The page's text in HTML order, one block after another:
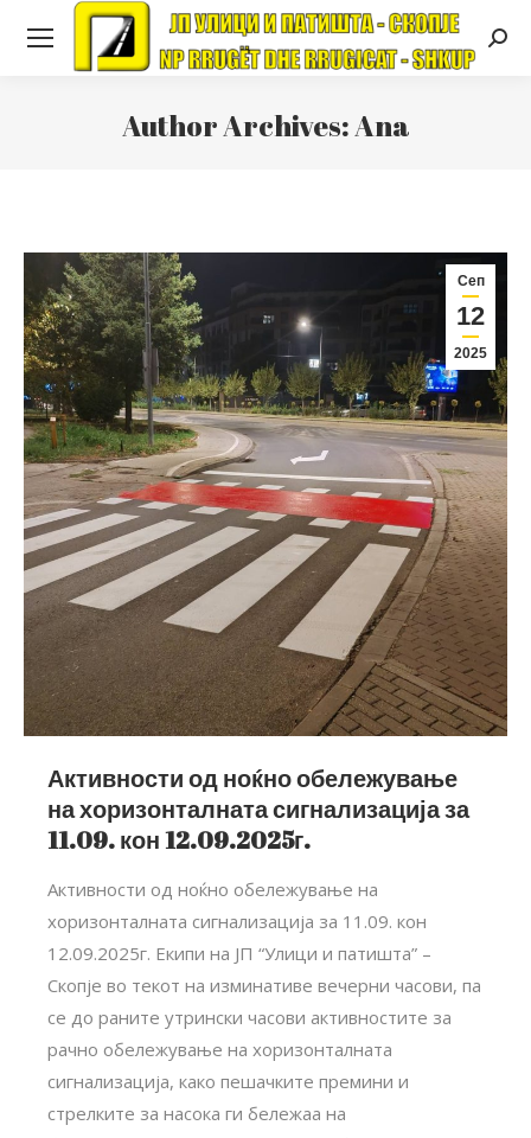
Author Archives:Ana
Сеп
12
2025
Активности од ноќно обележување
на хоризонталната сигнализација за
11.09. кон 12.09.2025г.
Активности од ноќно обележување на
хоризонталната сигнализација за 11.09. кон
12.09.2025г. Екипи на ЈП “Улици и патишта” –
Скопје во текот на изминативе вечерни часови, па
се до раните утрински часови активностите за
рачно обележување на хоризонталната
сигнализација, како пешачките премини и
стрелките за насока ги бележаа на